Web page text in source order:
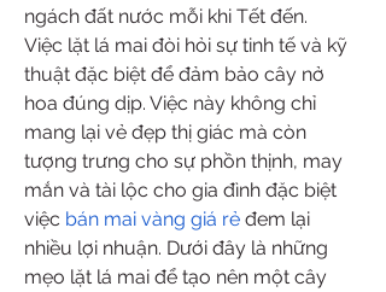
ngách đất nước mỗi khi Tết đến.
Việc lặt lá mai đòi hỏi sự tinh tế và kỹ
thuật đặc biệt để đảm bảo cây nở
hoa đúng dịp. Việc này không chỉ
mang lại vẻ đẹp thị giác mà còn
tượng trưng cho sự phồn thịnh, may
mắn và tài lộc cho gia đình đặc biệt
việc bán mai vàng giá rẻ đem lại
nhiều lợi nhuận. Dưới đây là những
mẹo lặt lá mai để tạo nên một cây